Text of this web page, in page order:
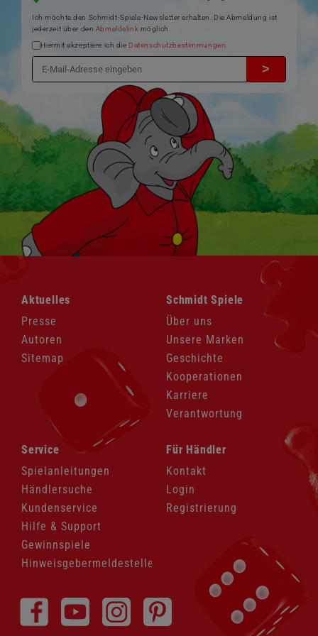
Ich möchte den Schmidt-Spiele-Newsletter erhalten. Die Abmeldung ist
jederzeit über den Abmeldelink möglich.
Hiermit akzeptiere ich die Datenschutzbestimmungen
>
Navigation
überspringen
Aktuelles
Presse
Autoren
Sitemap
Navigation
überspringen
Schmidt Spiele
Über uns
Unsere Marken
Geschichte
Kooperationen
Karriere
Verantwortung
Navigation
überspringen
Service
Spielanleitungen
Händlersuche
Kundenservice
Hilfe & Support
Gewinnspiele
Hinweisgebermeldestelle
Navigation
überspringen
Für Händler
Kontakt
Login
Registrierung
überspringen